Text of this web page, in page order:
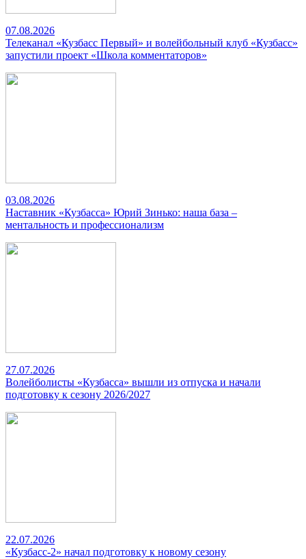
07.08.2026
Телеканал «Кузбасс Первый» и волейбольный клуб «Кузбасс»
запустили проект «Школа комментаторов»
03.08.2026
Наставник «Кузбасса» Юрий Зинько: наша база –
ментальность и профессионализм
27.07.2026
Волейболисты «Кузбасса» вышли из отпуска и начали
подготовку к сезону 2026/2027
22.07.2026
«Кузбасс-2» начал подготовку к новому сезону